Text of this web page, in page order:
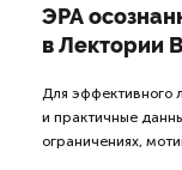
ЭРА
в Лектории
Для эффективного
и практичные
ограничениях,